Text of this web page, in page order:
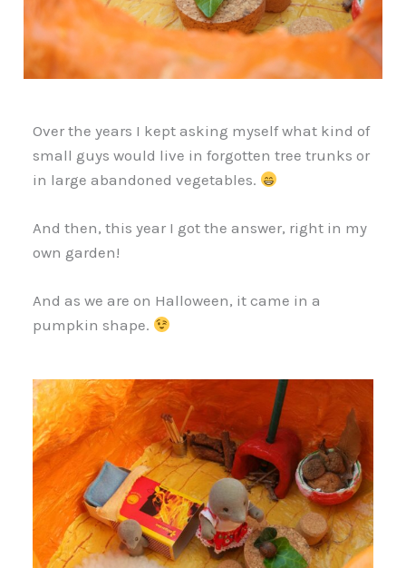
Over the years I kept asking myself what kind of
small guys would live in forgotten tree trunks or
in large abandoned vegetables.
And then, this year I got the answer, right in my
own garden!
And as we are on Halloween, it came in a
pumpkin shape.